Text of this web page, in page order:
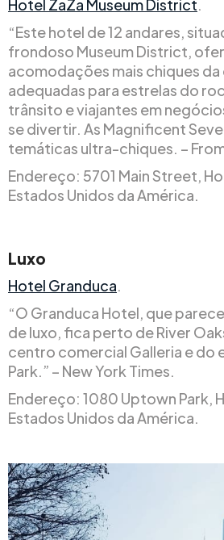
Hotel ZaZa Museum District.
“Este hotel de 12 andares,
frondoso Museum District,
acomodações mais chiques
adequadas para estrelas do
trânsito e viajantes em
se divertir. As Magnificent
temáticas ultra-chiques. –
Endereço: 5701 Main Street,
Estados Unidos da América.
Luxo
Hotel Granduca.
“O Granduca Hotel, que
de luxo, fica perto de River
centro comercial Galleria e do
Park.” – New York Times.
Endereço: 1080 Uptown Park,
Estados Unidos da América.